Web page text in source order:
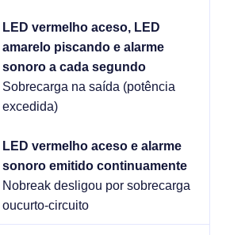
LED vermelho aceso, LED
amarelo piscando e alarme
sonoro a cada segundo
Sobrecarga na saída (potência
excedida)
LED vermelho aceso e alarme
sonoro emitido continuamente
Nobreak desligou por sobrecarga
oucurto-circuito